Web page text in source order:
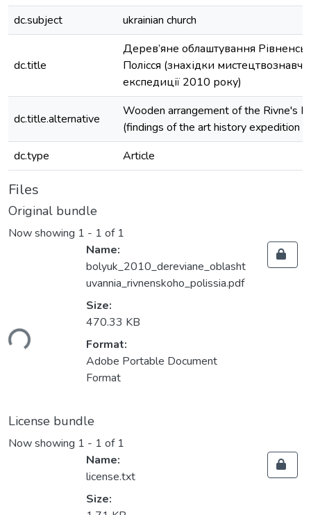
dc.subject
ukrainian church
dc.title
Дерев’яне облаштування
Полісся (знахідки мистецтвознавчої
експедиції 2010 року)
dc.title.alternative
Wooden arrangement of the Rivne's
(findings of the art history expedition
dc.type
Article
Files
Original bundle
Now showing 1 - 1 of 1
Name:
bolyuk_2010_dereviane_oblasht
uvannia_rivnenskoho_polissia.pdf
Size:
470.33 KB
Format:
Adobe Portable Document
Format
License bundle
Now showing 1 - 1 of 1
Name:
license.txt
Size: